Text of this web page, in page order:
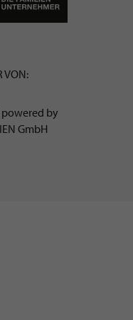
VON:
powered by
GmbH